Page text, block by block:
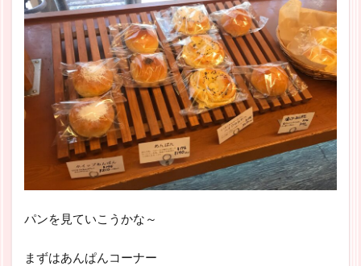
パンを見ていこうかな～
まずはあんぱんコーナー